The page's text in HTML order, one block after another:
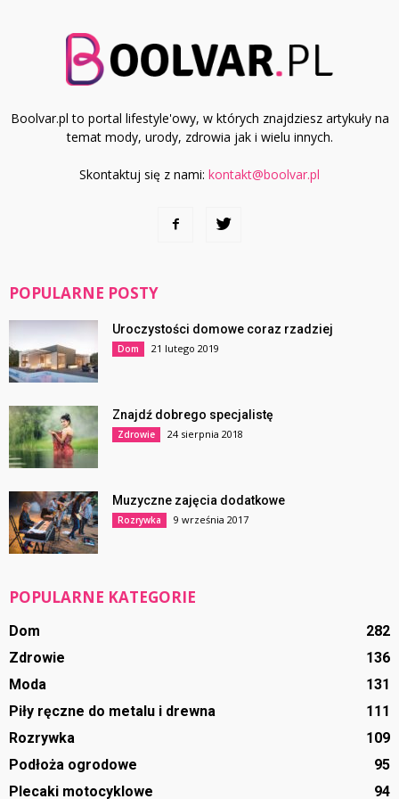
Boolvar.pl to portal lifestyle'owy, w których znajdziesz artykuły na
temat mody, urody, zdrowia jak i wielu innych.
Skontaktuj się z nami: kontakt@boolvar.pl
POPULARNE POSTY
Uroczystości domowe coraz rzadziej
Dom 21 lutego 2019
Znajdź dobrego specjalistę
Zdrowie 24 sierpnia 2018
Muzyczne zajęcia dodatkowe
Rozrywka 9 września 2017
POPULARNE KATEGORIE
Dom
282
Zdrowie
136
Moda
131
Piły ręczne do metalu i drewna
111
Rozrywka
109
Podłoża ogrodowe
95
Plecaki motocyklowe
94